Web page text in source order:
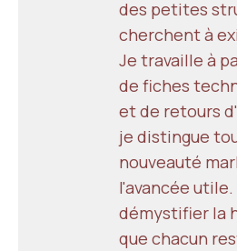
des petites
cherchent à
Je travaille à
de fiches
et de retours
je distingue
nouveauté
l'avancée utile.
démystifier la
que chacun